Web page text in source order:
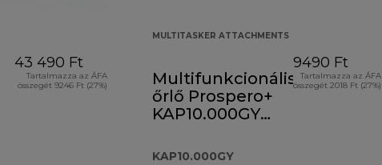
43 490 Ft
Tartalmazza az ÁFA
összegét 9246 Ft (27%)
MULTITASKER ATTACHMENTS
Multifunkcionális
őrlő Prospero+
KAP10.000GY
KAP10.000GY
9490 Ft
Tartalmazza az ÁFA
összegét 2018 Ft (27%)